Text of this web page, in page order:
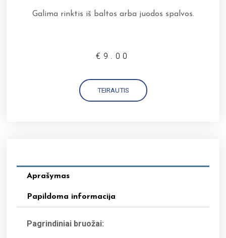
Galima rinktis iš baltos arba juodos spalvos.
€ 9.00
TEIRAUTIS
Aprašymas
Papildoma informacija
Pagrindiniai bruožai: